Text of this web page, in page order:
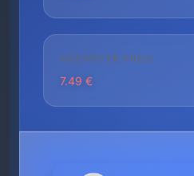
HÖCHSTER PREIS
7.49 €